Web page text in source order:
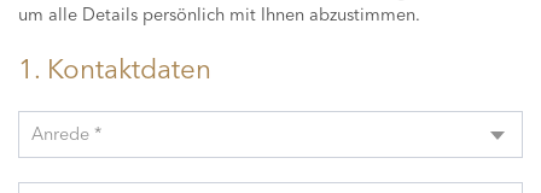
um alle Details persönlich mit Ihnen abzustimmen.
1. Kontaktdaten
Anrede *